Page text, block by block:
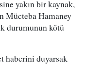
yakın bir kaynak,
Mücteba Hamaney
durumunun kötü
haberini duyarsak